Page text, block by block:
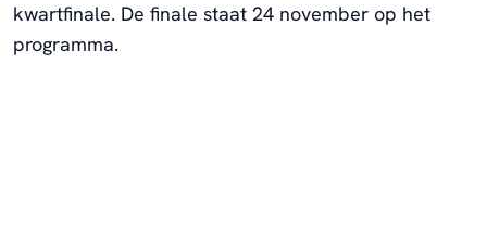
kwartfinale. De finale staat 24 november op het
programma.